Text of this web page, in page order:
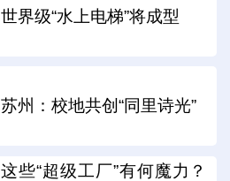
世界级“水上电梯”将成型
苏州：校地共创“同里诗光”
这些“超级工厂”有何魔力？